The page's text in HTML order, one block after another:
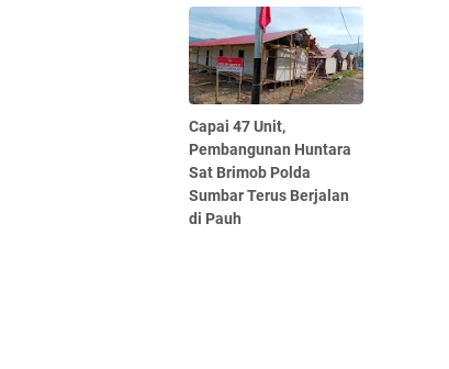
Capai 47 Unit,
Pembangunan Huntara
Sat Brimob Polda
Sumbar Terus Berjalan
di Pauh